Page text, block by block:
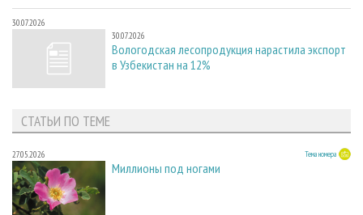
30.07.2026
30.07.2026
Вологодская лесопродукция нарастила экспорт
в Узбекистан на 12%
СТАТЬИ ПО ТЕМЕ
27.05.2026 Тема номера
Миллионы под ногами